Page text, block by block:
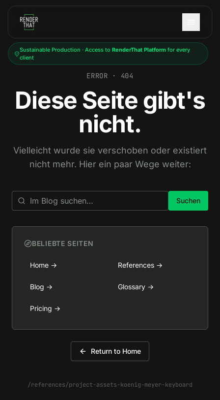
Sustainable Production · Access to RenderThat Platformfor every
client
ERROR · 404
Diese Seite gibt's
nicht.
Vielleicht wurde sie verschoben oder existiert
nicht mehr. Hier ein paar Wege weiter:
Suchen
BELIEBTE SEITEN
Home → References →
Blog → Glossary →
Pricing →
Return to Home
/references/project-assets-koenig-meyer-keyboard